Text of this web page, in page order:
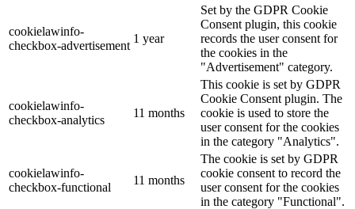
cookielawinfo-
checkbox-advertisement
1 year
Set by the GDPR Cookie
Consent plugin, this cookie
records the user consent for
the cookies in the
"Advertisement" category.
cookielawinfo-
checkbox-analytics
11 months
This cookie is set by GDPR
Cookie Consent plugin. The
cookie is used to store the
user consent for the cookies
in the category "Analytics".
cookielawinfo-
checkbox-functional
11 months
The cookie is set by GDPR
cookie consent to record the
user consent for the cookies
in the category "Functional".